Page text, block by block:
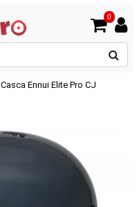
0
Casca Ennui Elite Pro CJ